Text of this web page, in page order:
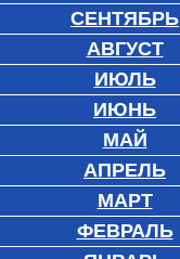
СЕНТЯБРЬ
АВГУСТ
ИЮЛЬ
ИЮНЬ
МАЙ
АПРЕЛЬ
МАРТ
ФЕВРАЛЬ